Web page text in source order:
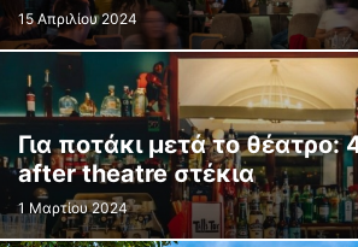
15 Απριλίου 2024
Για ποτάκι μετά το
after theatre στέκια
1 Μαρτίου 2024